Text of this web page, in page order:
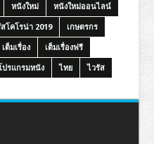
หนังใหม่
หนังใหม่ออนไลน์
โคโรน่า 2019
เกษตรกร
เต็มเรื่อง
เต็มเรื่องฟรี
ปรแกรมหนัง ไทย ไวรัส